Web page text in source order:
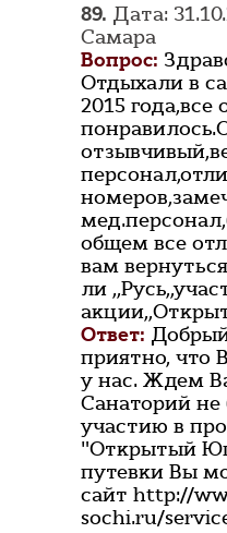
89. Дата:
Самара
Вопрос:
Отдыхали в
2015 года,все
общем все
вам
ли
Ответ:
приятно, что
у нас. Ждем
Санаторий
участию в
"Открытый
путевки Вы
сайт http://
sochi.ru/